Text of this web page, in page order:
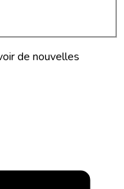
de nouvelles